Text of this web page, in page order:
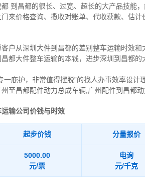
到昌都的很长、过宽、超长的大产品技能
来价格查询、揽收对账单、代收获款、估
户从深圳大件到昌都的差别整车运输时效
都大件整车运输的本钱，进步深圳到昌都
一庇护，非常值得摆脱”的找人办事效率设
至昌都配件动力总成车辆,广州配件到昌都动
输公司价钱与时效
起步价钱 分量报价
5000.00
元/票
电询
元/千克